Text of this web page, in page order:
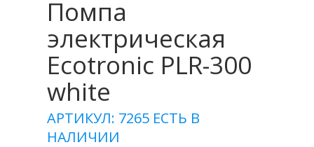
Помпа
электрическая
Ecotronic PLR-300
white
АРТИКУЛ: 7265 ЕСТЬ В
НАЛИЧИИ